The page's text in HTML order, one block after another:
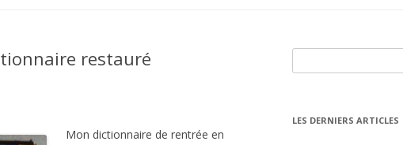
restauré
Mon dictionnaire de rentrée en
LES DERNIERS ARTICLES